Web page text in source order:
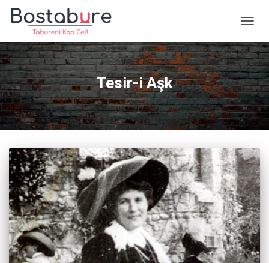
AÇ/
Tesir-i Aşk